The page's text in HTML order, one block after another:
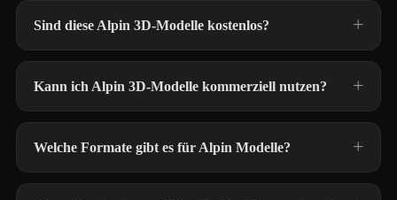
Sind diese Alpin 3D-Modelle kostenlos?
Kann ich Alpin 3D-Modelle kommerziell nutzen?
Welche Formate gibt es für Alpin Modelle?